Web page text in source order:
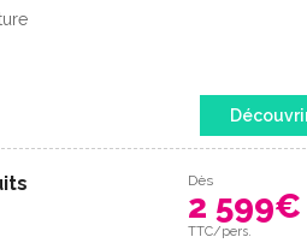
Dès
2 599€
TTC/pers.